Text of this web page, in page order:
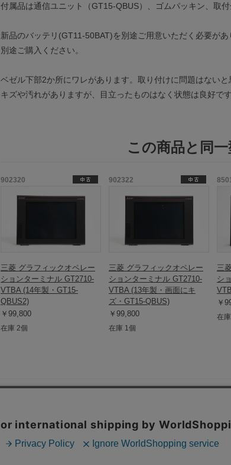
付属品は通信ユニット（GT15-QBUS）、ゴムパッキン、取付
新品のバッテリ(GT11-50BAT)を別途ご用意いただく必要があ
別途ご購入ください。
ベゼル下部2か所にワレがあります。取り付けに問題はない
キズや汚れがありますが、目立ったものはなく状態は良好です
この商品と同
902320
三菱 グラフィックオペレー
ションターミナル GT2710-
VTBA (14年製・GT15-
QBUS2)
￥99,800
在庫 2個
902322
三菱 グラフィックオペレー
ションターミナル GT2710-
VTBA (13年製・画面にキ
ズ・GT15-QBUS)
￥99,800
在庫 1個
三
シ
￥
在
動作確認方法の紹介